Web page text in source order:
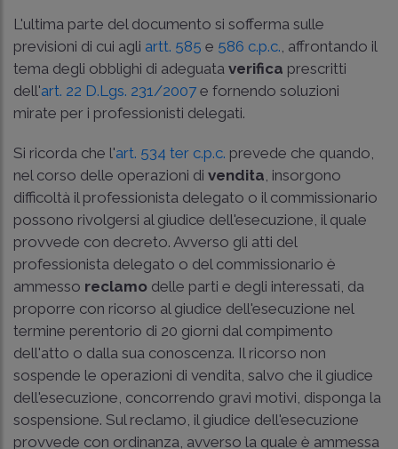
L'ultima parte del documento si sofferma sulle
previsioni di cui agli artt. 585 e 586 c.p.c. , affrontando il
tema degli obblighi di adeguata verifica prescritti
dell'art. 22 D.Lgs. 231/2007 e fornendo soluzioni
mirate per i professionisti delegati.
Si ricorda che l'art. 534 ter c.p.c. prevede che quando,
nel corso delle operazioni di vendita , insorgono
difficoltà il professionista delegato o il commissionario
possono rivolgersi al giudice dell'esecuzione, il quale
provvede con decreto. Avverso gli atti del
professionista delegato o del commissionario è
ammesso reclamo delle parti e degli interessati, da
proporre con ricorso al giudice dell'esecuzione nel
termine perentorio di 20 giorni dal compimento
dell'atto o dalla sua conoscenza. Il ricorso non
sospende le operazioni di vendita, salvo che il giudice
dell'esecuzione, concorrendo gravi motivi, disponga la
sospensione. Sul reclamo, il giudice dell'esecuzione
provvede con ordinanza, avverso la quale è ammessa